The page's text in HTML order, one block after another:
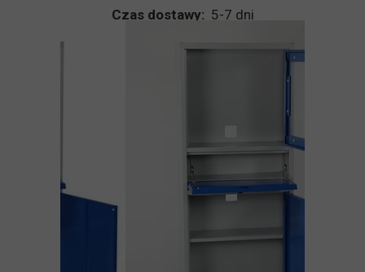
Czas dostawy: 5-7 dni